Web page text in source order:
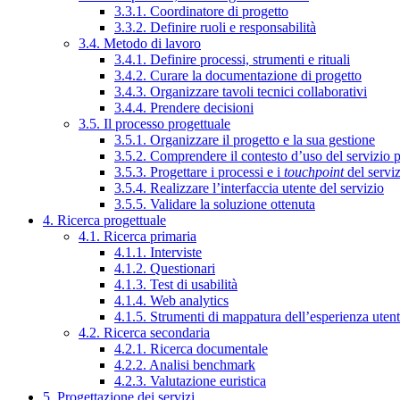
3.3.1. Coordinatore di progetto
3.3.2. Definire ruoli e responsabilità
3.4. Metodo di lavoro
3.4.1. Definire processi, strumenti e rituali
3.4.2. Curare la documentazione di progetto
3.4.3. Organizzare tavoli tecnici collaborativi
3.4.4. Prendere decisioni
3.5. Il processo progettuale
3.5.1. Organizzare il progetto e la sua gestione
3.5.2. Comprendere il contesto d’uso del servizio
3.5.3. Progettare i processi e i touchpointdel
3.5.4. Realizzare l’interfaccia utente del servizio
3.5.5. Validare la soluzione ottenuta
4. Ricerca progettuale
4.1. Ricerca primaria
4.1.1. Interviste
4.1.2. Questionari
4.1.3. Test di usabilità
4.1.4. Web analytics
4.1.5. Strumenti di mappatura dell’esperienza
4.2. Ricerca secondaria
4.2.1. Ricerca documentale
4.2.2. Analisi benchmark
4.2.3. Valutazione euristica
5. Progettazione dei servizi